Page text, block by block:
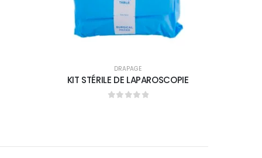
DRAPAGE
KIT STÉRILE DE LAPAROSCOPIE